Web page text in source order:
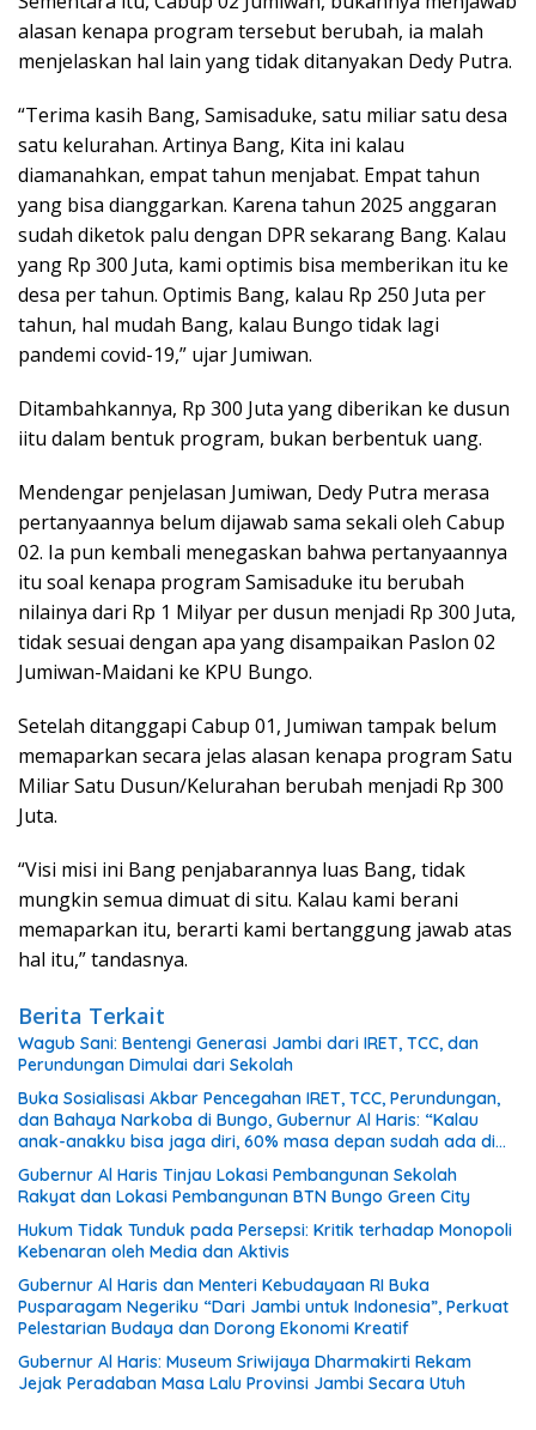
alasan kenapa program tersebut berubah, ia malah
menjelaskan hal lain yang tidak ditanyakan Dedy Putra.
“Terima kasih Bang, Samisaduke, satu miliar satu desa
satu kelurahan. Artinya Bang, Kita ini kalau
diamanahkan, empat tahun menjabat. Empat tahun
yang bisa dianggarkan. Karena tahun 2025 anggaran
sudah diketok palu dengan DPR sekarang Bang. Kalau
yang Rp 300 Juta, kami optimis bisa memberikan itu ke
desa per tahun. Optimis Bang, kalau Rp 250 Juta per
tahun, hal mudah Bang, kalau Bungo tidak lagi
pandemi covid-19,” ujar Jumiwan.
Ditambahkannya, Rp 300 Juta yang diberikan ke dusun
iitu dalam bentuk program, bukan berbentuk uang.
Mendengar penjelasan Jumiwan, Dedy Putra merasa
pertanyaannya belum dijawab sama sekali oleh Cabup
02. Ia pun kembali menegaskan bahwa pertanyaannya
itu soal kenapa program Samisaduke itu berubah
nilainya dari Rp 1 Milyar per dusun menjadi Rp 300 Juta,
tidak sesuai dengan apa yang disampaikan Paslon 02
Jumiwan-Maidani ke KPU Bungo.
Setelah ditanggapi Cabup 01, Jumiwan tampak belum
memaparkan secara jelas alasan kenapa program Satu
Miliar Satu Dusun/Kelurahan berubah menjadi Rp 300
Juta.
“Visi misi ini Bang penjabarannya luas Bang, tidak
mungkin semua dimuat di situ. Kalau kami berani
memaparkan itu, berarti kami bertanggung jawab atas
hal itu,” tandasnya.
Berita Terkait
Wagub Sani: Bentengi Generasi Jambi dari IRET, TCC, dan
Perundungan Dimulai dari Sekolah
Buka Sosialisasi Akbar Pencegahan IRET, TCC, Perundungan,
dan Bahaya Narkoba di Bungo, Gubernur Al Haris: “Kalau
anak-anakku bisa jaga diri, 60% masa depan sudah ada di
tangan”
Gubernur Al Haris Tinjau Lokasi Pembangunan Sekolah
Rakyat dan Lokasi Pembangunan BTN Bungo Green City
Hukum Tidak Tunduk pada Persepsi: Kritik terhadap Monopoli
Kebenaran oleh Media dan Aktivis
Gubernur Al Haris dan Menteri Kebudayaan RI Buka
Pusparagam Negeriku “Dari Jambi untuk Indonesia”, Perkuat
Pelestarian Budaya dan Dorong Ekonomi Kreatif
Gubernur Al Haris: Museum Sriwijaya Dharmakirti Rekam
Jejak Peradaban Masa Lalu Provinsi Jambi Secara Utuh